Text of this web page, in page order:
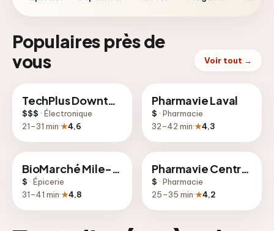
Populaires près de
vous
Voir tout →
TechPlus Downtown
$$$ · Électronique
21–31 min·★4,6
Pharmavie Laval
$ · Pharmacie
32–42 min·★4,3
BioMarché Mile-End
$ · Épicerie
31–41 min·★4,8
Pharmavie Centre-Ville
$ · Pharmacie
25–35 min·★4,2